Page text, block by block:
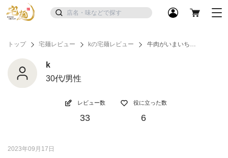
トップ 宅麺レビュー kの宅麺レビュー 牛肉がいまいち…
k
30代/男性
レビュー数
33
役に立った数
6
2023年09月17日